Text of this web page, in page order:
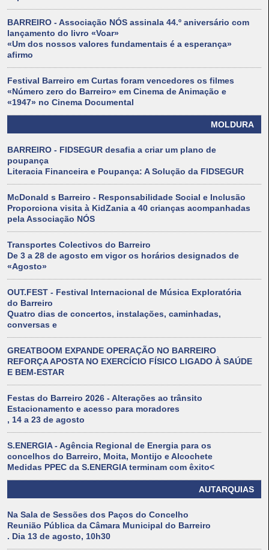
BARREIRO - Associação NÓS assinala 44.º aniversário com
lançamento do livro «Voar»
«Um dos nossos valores fundamentais é a esperança»
afirmo
Festival Barreiro em Curtas foram vencedores os filmes
«Número zero do Barreiro» em Cinema de Animação e
«1947» no Cinema Documental
MOLDURA
BARREIRO - FIDSEGUR desafia a criar um plano de
poupança
Literacia Financeira e Poupança: A Solução da FIDSEGUR
McDonald s Barreiro - Responsabilidade Social e Inclusão
Proporciona visita à KidZania a 40 crianças acompanhadas
pela Associação NÓS
Transportes Colectivos do Barreiro
De 3 a 28 de agosto em vigor os horários designados de
«Agosto»
OUT.FEST - Festival Internacional de Música Exploratória
do Barreiro
Quatro dias de concertos, instalações, caminhadas,
conversas e
GREATBOOM EXPANDE OPERAÇÃO NO BARREIRO
REFORÇA APOSTA NO EXERCÍCIO FÍSICO LIGADO À SAÚDE
E BEM-ESTAR
Festas do Barreiro 2026 - Alterações ao trânsito
Estacionamento e acesso para moradores
, 14 a 23 de agosto
S.ENERGIA - Agência Regional de Energia para os
concelhos do Barreiro, Moita, Montijo e Alcochete
Medidas PPEC da S.ENERGIA terminam com êxito<
AUTARQUIAS
Na Sala de Sessões dos Paços do Concelho
Reunião Pública da Câmara Municipal do Barreiro
. Dia 13 de agosto, 10h30